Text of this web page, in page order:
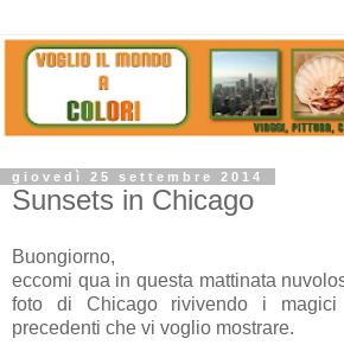
giovedì 25 settembre 2014
Sunsets in Chicago
Buongiorno,
eccomi qua in questa mattinata
foto di Chicago rivivendo i magici
precedenti che vi voglio mostrare.